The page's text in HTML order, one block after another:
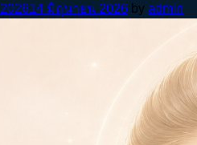
14 มิถุนายน 2026 by admin